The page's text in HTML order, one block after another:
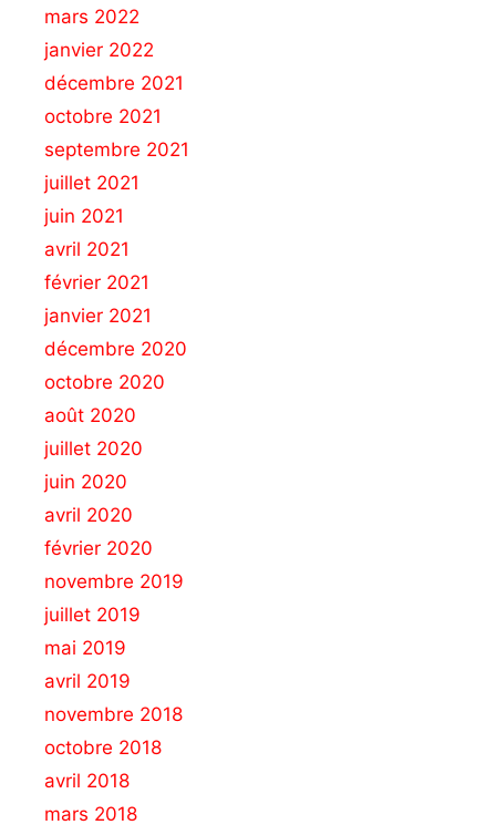
mars 2022
janvier 2022
décembre 2021
octobre 2021
septembre 2021
juillet 2021
juin 2021
avril 2021
février 2021
janvier 2021
décembre 2020
octobre 2020
août 2020
juillet 2020
juin 2020
avril 2020
février 2020
novembre 2019
juillet 2019
mai 2019
avril 2019
novembre 2018
octobre 2018
avril 2018
mars 2018